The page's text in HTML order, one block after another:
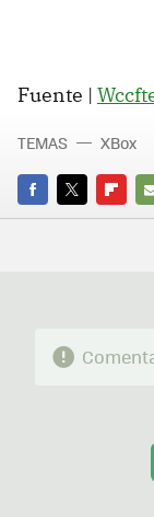
Fuente |
FACEBOOK
TWITTER
TEMAS XBox